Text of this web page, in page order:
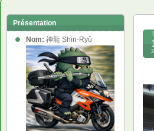
Présentation
Nom: 神龍 Shin-Ryû